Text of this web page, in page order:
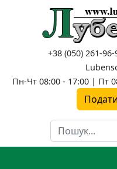
+38 (050) 261-96-
Пн-Чт 08:00 - 17:00 | Пт
Пошук